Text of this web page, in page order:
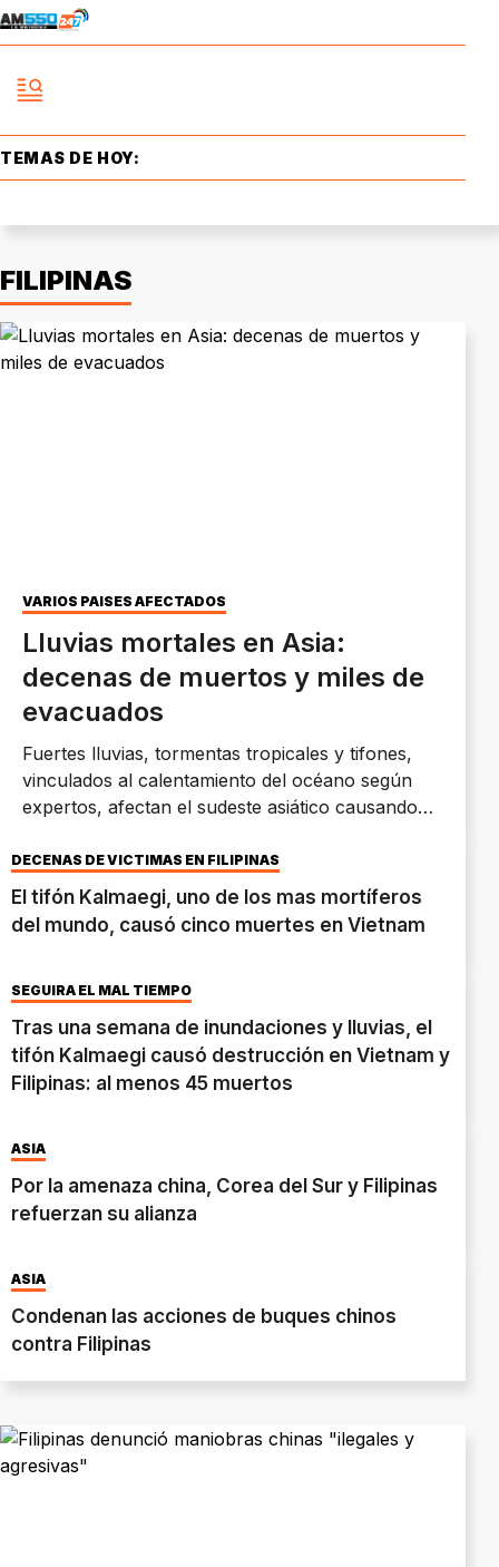
TEMAS DE HOY:
FILIPINAS
VARIOS PAÍSES AFECTADOS
Lluvias mortales en Asia:
decenas de muertos y miles de
evacuados
Fuertes lluvias, tormentas tropicales y tifones,
vinculados al calentamiento del océano según
expertos, afectan el sudeste asiático causando
evacuados.
DECENAS DE VÍCTIMAS EN FILIPINAS
El tifón Kalmaegi, uno de los mas mortíferos
del mundo, causó cinco muertes en Vietnam
SEGUIRÁ EL MAL TIEMPO
Tras una semana de inundaciones y lluvias, el
tifón Kalmaegi causó destrucción en Vietnam y
Filipinas: al menos 45 muertos
ASIA
Por la amenaza china, Corea del Sur y Filipinas
refuerzan su alianza
ASIA
Condenan las acciones de buques chinos
contra Filipinas